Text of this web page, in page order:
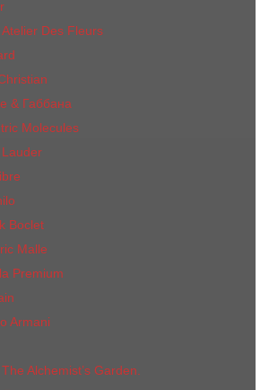
Des Fleurs
& Габбана
Molecules
Boclet
Mаlle
Premium
Armani
Alchemist’s Garden.